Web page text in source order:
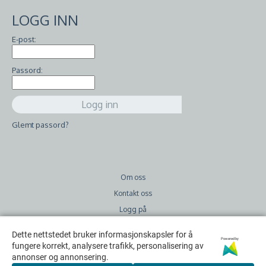
LOGG INN
E-post:
Passord:
Glemt passord?
Om oss
Kontakt oss
Logg på
Retur
Salgsbetingelser
Dette nettstedet bruker informasjonskapsler for å
fungere korrekt, analysere trafikk, personalisering av
annonser og annonsering.
Powered by
Dette nettstedet bruker informasjonskapsler for å
fungere korrekt, analysere trafikk, personalisering av
annonser og annonsering.
Powered by